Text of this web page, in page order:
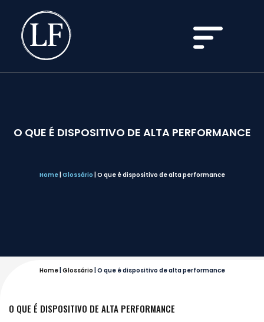
O QUE É DISPOSITIVO DE ALTA PERFORMANCE
Home| Glossário O que é dispositivo de alta performance
Home| Glossário O que é dispositivo de alta performance
O QUE É DISPOSITIVO DE ALTA PERFORMANCE